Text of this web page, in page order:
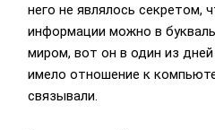
него не являлось секретом,
информации можно в
миром, вот он в один из
имело отношение к
связывали.